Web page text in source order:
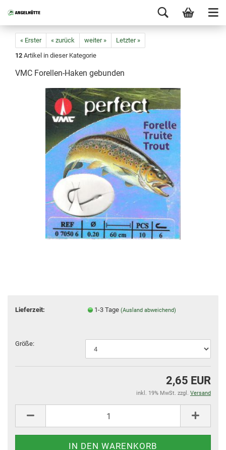
« Erster « zurück weiter »
Letzter »
12 Artikel in dieser Kategorie
VMC Forellen-Haken gebunden
Lieferzeit: 1-3 Tage(Ausland abweichend)
Größe:
2,65 EUR
inkl. 19% MwSt. zzgl. Versand